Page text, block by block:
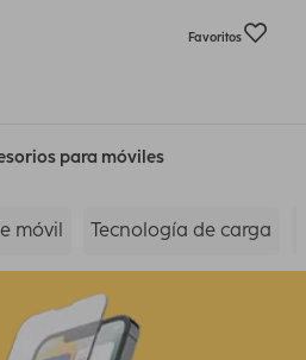
Favoritos
para móviles
móvil Tecnología de carga